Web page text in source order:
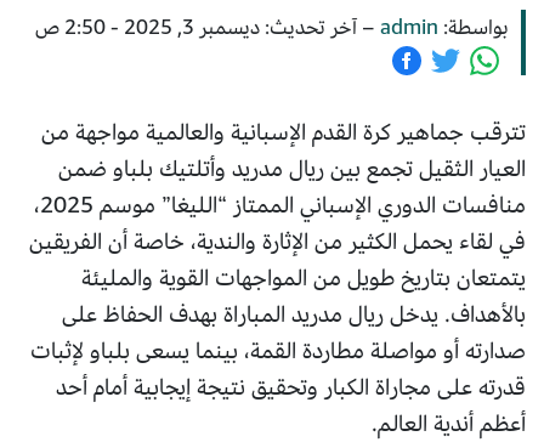
بواسطة: admin
– آخر تحديث: ديسمبر 3, 2025 - 2:50 ص
تترقب جماهير كرة القدم الإسبانية والعالمية مواجهة من
العيار الثقيل تجمع بين ريال مدريد وأتلتيك بلباو ضمن
منافسات الدوري الإسباني الممتاز “الليغا” موسم 2025،
في لقاء يحمل الكثير من الإثارة والندية، خاصة أن الفريقين
يتمتعان بتاريخ طويل من المواجهات القوية والمليئة
بالأهداف. يدخل ريال مدريد المباراة بهدف الحفاظ على
صدارته أو مواصلة مطاردة القمة، بينما يسعى بلباو لإثبات
قدرته على مجاراة الكبار وتحقيق نتيجة إيجابية أمام أحد
أعظم أندية العالم.